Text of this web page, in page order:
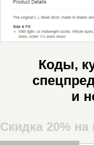
Коды,
и
Скидка 20% на